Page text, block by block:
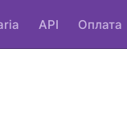
API Оплата